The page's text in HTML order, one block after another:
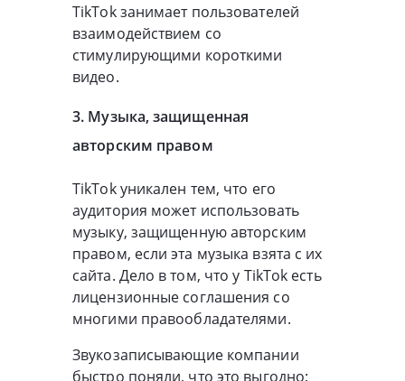
TikTok занимает пользователей
взаимодействием со
стимулирующими короткими
видео.
3. Музыка, защищенная
авторским правом
TikTok уникален тем, что его
аудитория может использовать
музыку, защищенную авторским
правом, если эта музыка взята с их
сайта. Дело в том, что у TikTok есть
лицензионные соглашения со
многими правообладателями.
Звукозаписывающие компании
быстро поняли, что это выгодно: